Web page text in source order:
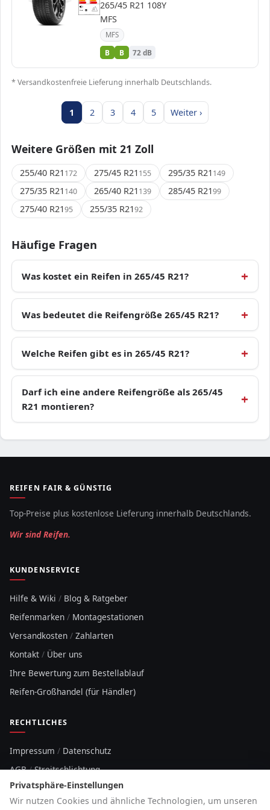
72 dB B
265/45 R21 108Y
MFS
MFS
B B 72 dB
* Versandkostenfreie Lieferung innerhalb Deutschlands.
1 2 3 4 5 Weiter ›
Weitere Größen mit 21 Zoll
255/40 R21 172 275/45 R21 155 295/35 R21 149
275/35 R21 140 265/40 R21 139 285/45 R2199
275/40 R2195 255/35 R2192
Häufige Fragen
Was kostet ein Reifen in 265/45 R21?
Was bedeutet die Reifengröße 265/45 R21?
Welche Reifen gibt es in 265/45 R21?
Darf ich eine andere Reifengröße als 265/45
R21 montieren?
REIFEN FAIR & GÜNSTIG
Top-Preise plus kostenlose Lieferung innerhalb Deutschlands.
Wir sind Reifen.
KUNDENSERVICE
Hilfe & Wiki / Blog & Ratgeber
Reifenmarken / Montagestationen
Versandkosten / Zahlarten
Kontakt / Über uns
Ihre Bewertung zum Bestellablauf
Reifen-Großhandel (für Händler)
RECHTLICHES
Impressum / Datenschutz
AGB/Streitschlichtung
Sitemap
Cookie-Hinweis
Privatsphäre-Einstellungen
Wir nutzen Cookies und ähnliche Technologien, um unseren